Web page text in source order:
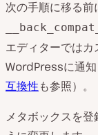
次の手順に移る前
エディターでは
WordPressに通
互換性も参照）。
メタボックスを